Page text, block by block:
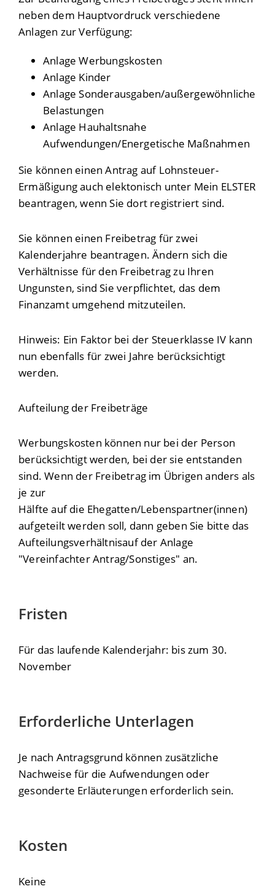
neben dem Hauptvordruck verschiedene
Anlagen zur Verfügung:
Anlage Werbungskosten
Anlage Kinder
Anlage Sonderausgaben/außergewöhnliche
Belastungen
Anlage Hauhaltsnahe
Aufwendungen/Energetische Maßnahmen
Sie können einen Antrag auf Lohnsteuer-
Ermäßigung auch elektonisch unter Mein ELSTER
beantragen, wenn Sie dort registriert sind.
Sie können einen Freibetrag für zwei
Kalenderjahre beantragen. Ändern sich die
Verhältnisse für den Freibetrag zu Ihren
Ungunsten, sind Sie verpflichtet, das dem
Finanzamt umgehend mitzuteilen.
Hinweis: Ein Faktor bei der Steuerklasse IV kann
nun ebenfalls für zwei Jahre berücksichtigt
werden.
Aufteilung der Freibeträge
Werbungskosten können nur bei der Person
berücksichtigt werden, bei der sie entstanden
sind. Wenn der Freibetrag im Übrigen anders als
je zur
Hälfte auf die Ehegatten/Lebenspartner(innen)
aufgeteilt werden soll, dann geben Sie bitte das
Aufteilungsverhältnisauf der Anlage
"Vereinfachter Antrag/Sonstiges" an.
Fristen
Für das laufende Kalenderjahr: bis zum 30.
November
Erforderliche Unterlagen
Je nach Antragsgrund können zusätzliche
Nachweise für die Aufwendungen oder
gesonderte Erläuterungen erforderlich sein.
Kosten
Keine